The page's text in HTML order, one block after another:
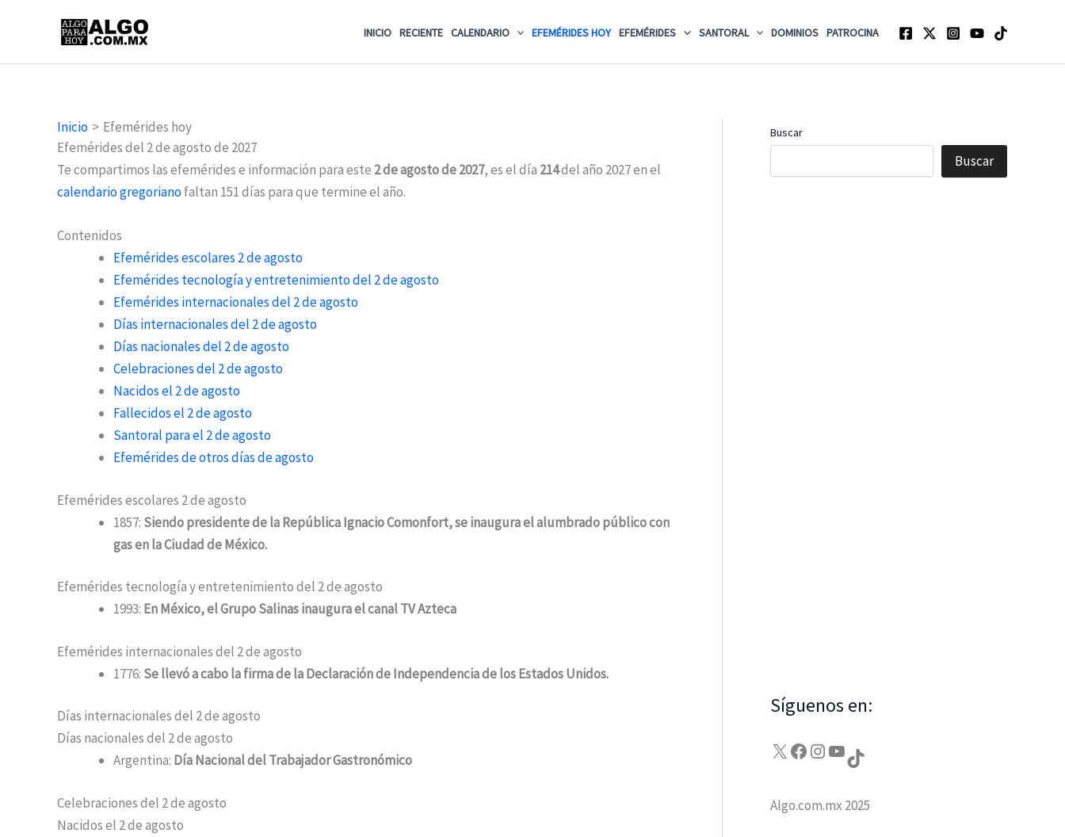
INICIO RECIENTE CALENDARIO EFEMÉRIDES HOY EFEMÉRIDES SANTORAL DOMINIOS PATROCINA
Inicio
Efemérides hoy
Efemérides del 2 de agosto de 2027
Te compartimos las efemérides e información para este 2 de agosto de 2027, es el día 214del año 2027 en el
calendario gregorianofaltan 151 días para que termine el año.
Contenidos
Efemérides escolares 2 de agosto
Efemérides tecnología y entretenimiento del 2 de agosto
Efemérides internacionales del 2 de agosto
Días internacionales del 2 de agosto
Días nacionales del 2 de agosto
Celebraciones del 2 de agosto
Nacidos el 2 de agosto
Fallecidos el 2 de agosto
Santoral para el 2 de agosto
Efemérides de otros días de agosto
Efemérides escolares 2 de agosto
1857: Siendo presidente de la República Ignacio Comonfort, se inaugura el alumbrado público con
gas en la Ciudad de México.
Efemérides tecnología y entretenimiento del 2 de agosto
1993: En México, el Grupo Salinas inaugura el canal TV Azteca
Efemérides internacionales del 2 de agosto
1776: Se llevó a cabo la firma de la Declaración de Independencia de los Estados Unidos.
Días internacionales del 2 de agosto
Días nacionales del 2 de agosto
Argentina: Día Nacional del Trabajador Gastronómico
Celebraciones del 2 de agosto
Nacidos el 2 de agosto
Buscar
Buscar
Síguenos en:
X Facebook Instagram YouTube TikTok
Algo.com.mx 2025